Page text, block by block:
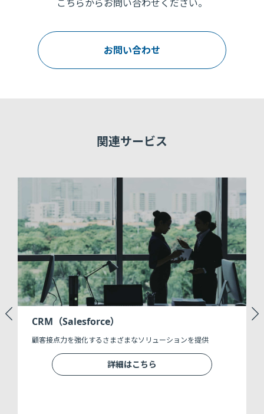
関連サービス
CRM（Salesforce）
顧客接点力を強化するさまざまなソリューションを提供
詳細はこちら
こちらからお問い合わせください。
お問い合わせ